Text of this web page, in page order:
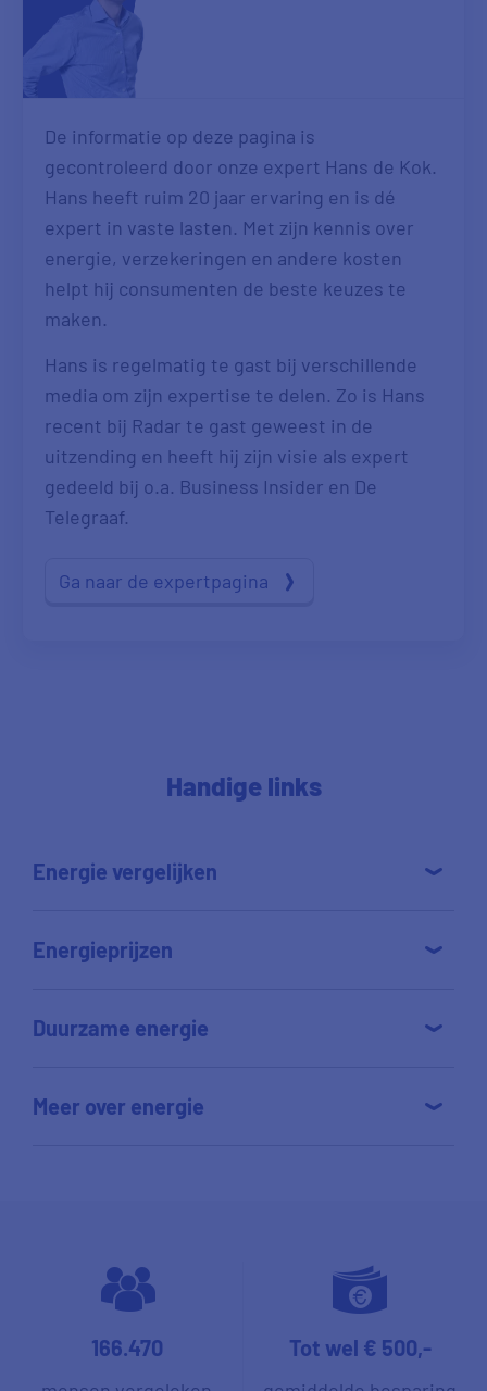
De informatie op deze pagina is
gecontroleerd door onze expert Hans de Kok.
Hans heeft ruim 20 jaar ervaring en is dé
expert in vaste lasten. Met zijn kennis over
energie, verzekeringen en andere kosten
helpt hij consumenten de beste keuzes te
maken.
Hans is regelmatig te gast bij verschillende
media om zijn expertise te delen. Zo is Hans
recent bij Radar te gast geweest in de
uitzending en heeft hij zijn visie als expert
gedeeld bij o.a. Business Insider en De
Telegraaf.
Ga naar de expertpagina
Handige links
Energie vergelijken
Energieprijzen
Duurzame energie
Meer over energie
166.470 Tot wel € 500,-